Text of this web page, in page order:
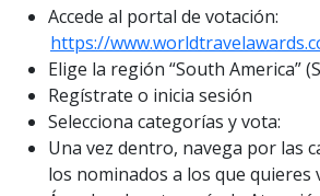
Accede al portal de votación:
https://
Elige la región “South America”
Regístrate o inicia sesión
Selecciona categorías y vota:
Una vez dentro, navega por las
los nominados a los que quieres